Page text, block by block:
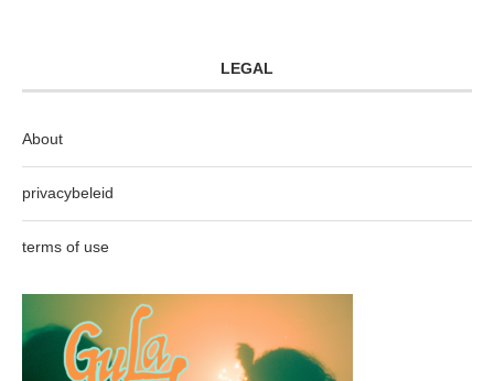
LEGAL
About
privacybeleid
terms of use